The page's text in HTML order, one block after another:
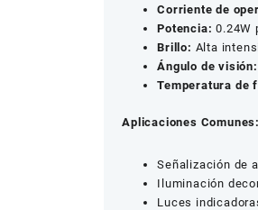
Corriente de
Potencia: 0.24W
Brillo: Alta
Ángulo de visión:
Temperatura de
Aplicaciones Comunes:
Señalización de
Iluminación
Luces